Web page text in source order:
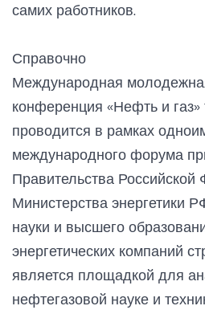
самих работников.
Справочно
Международная
конференция «Нефть и
проводится в рамках
международного форума
Правительства Российской
Министерства энергетики
науки и высшего
энергетических компаний
является площадкой для
нефтегазовой науке и